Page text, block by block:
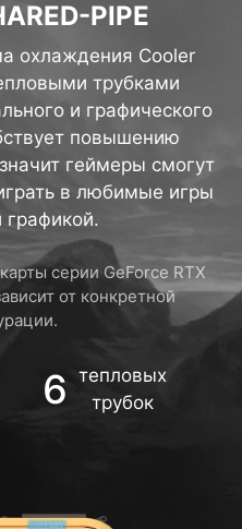
PIPE
охлаждения Cooler
трубками
и графического
повышению
геймеры смогут
в любимые игры
серии GeForce RTX
от конкретной
6 тепловых
трубок